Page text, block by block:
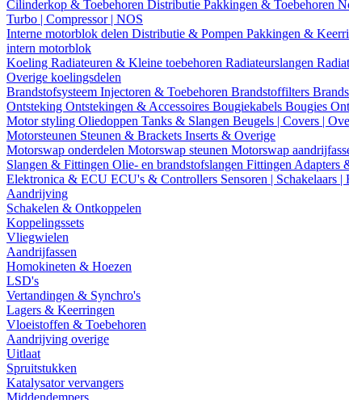
Cilinderkop & Toebehoren Distributie Pakkingen & Toebehoren
Turbo | Compressor | NOS
Interne motorblok delen Distributie & Pompen Pakkingen &
intern motorblok
Koeling Radiateuren & Kleine toebehoren Radiateurslangen
Overige koelingsdelen
Brandstofsysteem Injectoren & Toebehoren Brandstoffilters
Ontsteking Ontstekingen & Accessoires Bougiekabels Bougies
Motor styling Oliedoppen Tanks & Slangen Beugels | Covers |
Motorsteunen Steunen & Brackets Inserts & Overige
Motorswap onderdelen Motorswap steunen Motorswap
Slangen & Fittingen Olie- en brandstofslangen Fittingen Adapters
Elektronica & ECU ECU's & Controllers Sensoren | Schakelaars |
Aandrijving
Schakelen & Ontkoppelen
Koppelingssets
Vliegwielen
Aandrijfassen
Homokineten & Hoezen
LSD's
Vertandingen & Synchro's
Lagers & Keerringen
Vloeistoffen & Toebehoren
Aandrijving overige
Uitlaat
Spruitstukken
Katalysator vervangers
Middendempers